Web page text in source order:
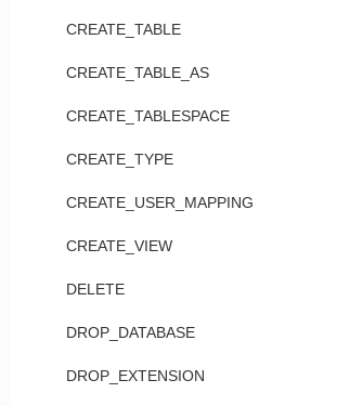
CREATE_TABLE
CREATE_TABLE_AS
CREATE_TABLESPACE
CREATE_TYPE
CREATE_USER_MAPPING
CREATE_VIEW
DELETE
DROP_DATABASE
DROP_EXTENSION